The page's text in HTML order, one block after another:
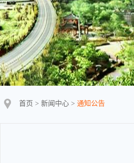
首页 > 新闻中心 > 通知公告